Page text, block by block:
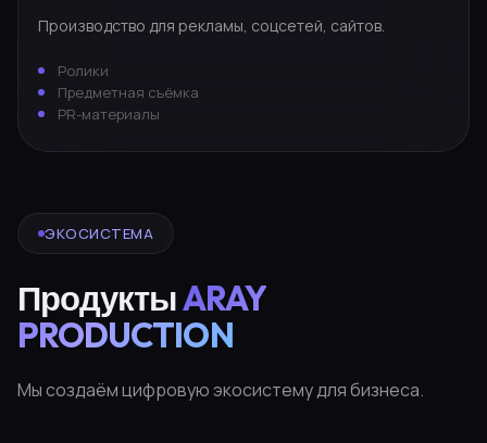
Производство для рекламы, соцсетей, сайтов.
Ролики
Предметная съёмка
PR-материалы
ЭКОСИСТЕМА
ПродуктыARAY
PRODUCTION
Мы создаём цифровую экосистему для бизнеса.